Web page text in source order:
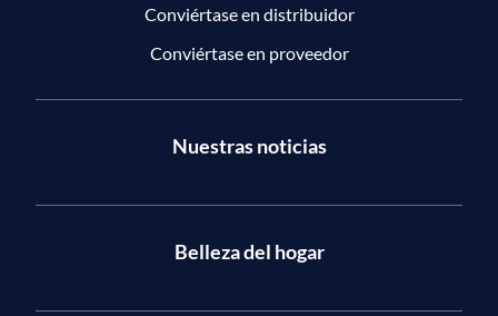
Conviértase en distribuidor
Conviértase en proveedor
Nuestras noticias
Belleza del hogar